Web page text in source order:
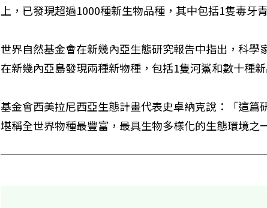
上，已發現超過1000種新生物品種，其中包括1隻毒牙
世界自然基金會在新幾內亞生態研究報告中指出，科學
在新幾內亞島發現兩種新物種，包括1隻河鯊和數十種
基金會西美拉尼西亞生態計畫代表史卓納克說：「這篇
堪稱全世界物種最豐富，最具生物多樣化的生態環境之